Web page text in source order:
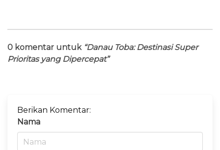
0 komentar untuk “Danau Toba: Destinasi Super
Prioritas yang Dipercepat”
Berikan Komentar:
Nama